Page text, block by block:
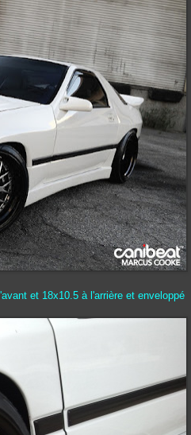
et 18x10.5 à l'arrière et enveloppé